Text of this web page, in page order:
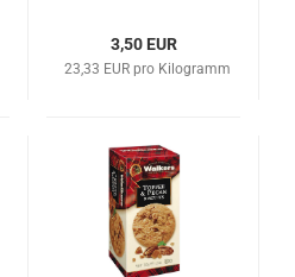
3,50 EUR
23,33 EUR pro Kilogramm